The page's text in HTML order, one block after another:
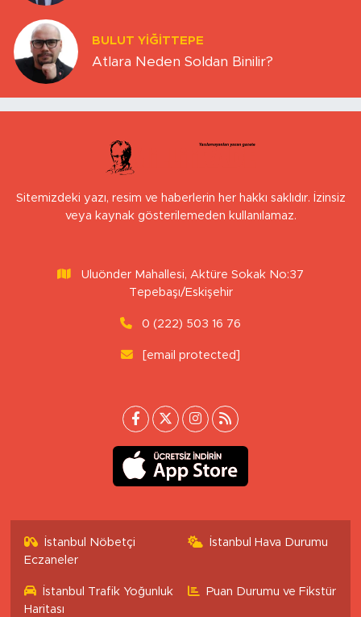
BULUT YİĞİTTEPE
Atlara Neden Soldan Binilir?
Sitemizdeki yazı, resim ve haberlerin her hakkı saklıdır. İzinsiz
veya kaynak gösterilemeden kullanılamaz.
Uluönder Mahallesi, Aktüre Sokak No:37
Tepebaşı/Eskişehir
0 (222) 503 16 76
[email protected]
İstanbul Nöbetçi
Eczaneler
İstanbul Hava Durumu
İstanbul Trafik Yoğunluk
Haritası
Puan Durumu ve Fikstür